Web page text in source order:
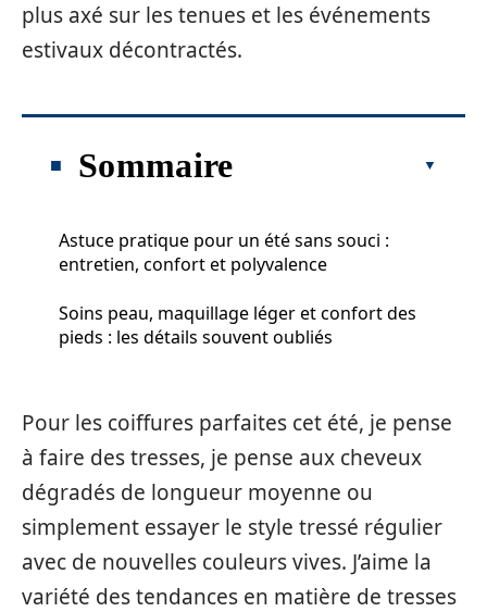
plus axé sur les tenues et les événements
estivaux décontractés.
Sommaire
Astuce pratique pour un été sans souci :
entretien, confort et polyvalence
Soins peau, maquillage léger et confort des
pieds : les détails souvent oubliés
Pour les coiffures parfaites cet été, je pense
à faire des tresses, je pense aux cheveux
dégradés de longueur moyenne ou
simplement essayer le style tressé régulier
avec de nouvelles couleurs vives. J’aime la
variété des tendances en matière de tresses